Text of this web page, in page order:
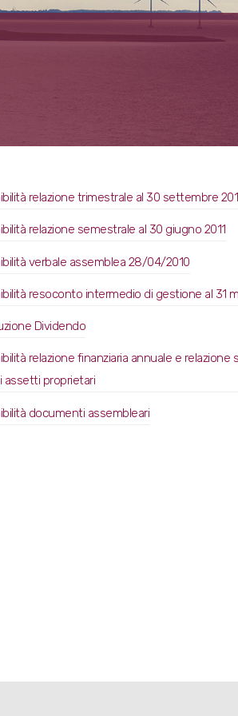
relazione trimestrale al 30 settembre
relazione semestrale al 30 giugno 2011
verbale assemblea 28/04/2010
resoconto intermedio di gestione al 31
Dividendo
relazione finanziaria annuale e relazione
assetti proprietari
documenti assembleari